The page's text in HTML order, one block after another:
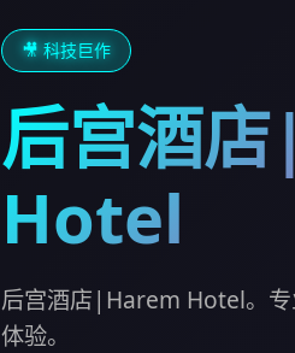
🎥 科技巨作
后宫酒
Hotel
后宫酒店|Harem Hotel。专
体验。